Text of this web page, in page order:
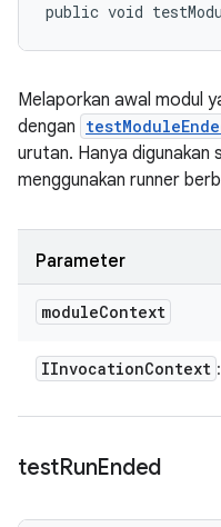
public void
Melaporkan awal modul
dengan
urutan. Hanya digunakan
menggunakan runner
Parameter
moduleContext
IInvocationContext :
testRunEnded